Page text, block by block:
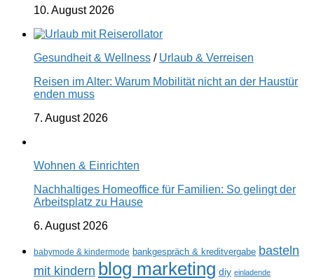
10. August 2026
Gesundheit & Wellness / Urlaub & Verreisen
Reisen im Alter: Warum Mobilität nicht an der Haustür
enden muss
7. August 2026
Wohnen & Einrichten
Nachhaltiges Homeoffice für Familien: So gelingt der
Arbeitsplatz zu Hause
6. August 2026
babymode & kindermode bankgespräch & kreditvergabe basteln
mit kindern blog marketing diy einladende